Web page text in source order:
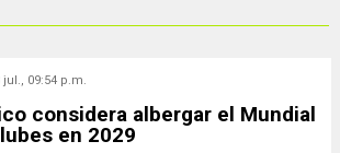
jul., 09:54 p.m.
considera albergar el Mundial
en 2029